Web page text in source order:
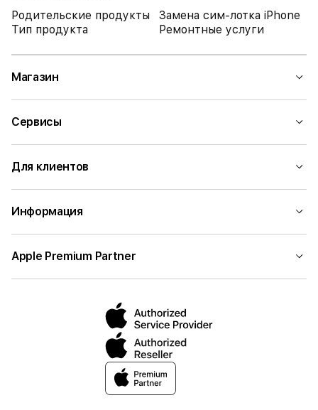
Родительские продукты
Замена сим-лотка iPhone
Тип продукта
Ремонтные услуги
Магазин
Сервисы
Для клиентов
Информация
Apple Premium Partner